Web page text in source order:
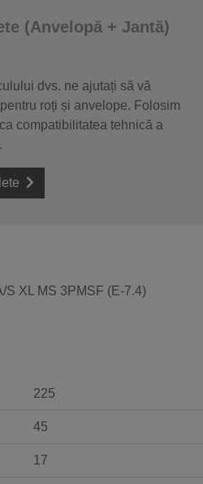
(Anvelopă + Jantă)
dvs. ne ajutați să vă
roți și anvelope. Folosim
compatibilitatea tehnică a
S XL MS 3PMSF (E-7.4)
225
45
17